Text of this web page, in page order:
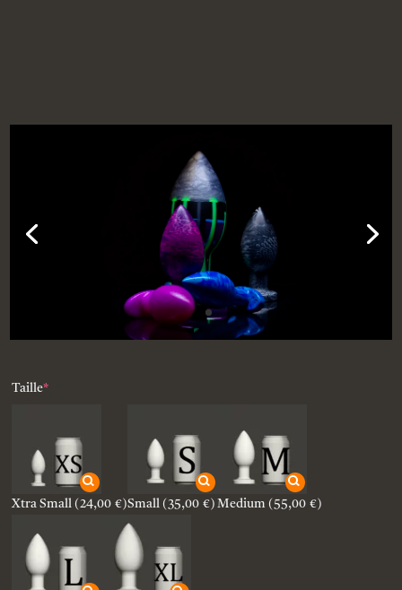
Taille*(required)
Xtra Small (24,00 €)Small (35,00 €) Medium (55,00 €)